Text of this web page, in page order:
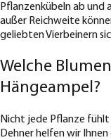
Pflanzenkübeln ab und
außer Reichweite
geliebten Vierbeinern
Welche
Hängeampel?
Nicht jede Pflanze fühlt
Dehner helfen wir